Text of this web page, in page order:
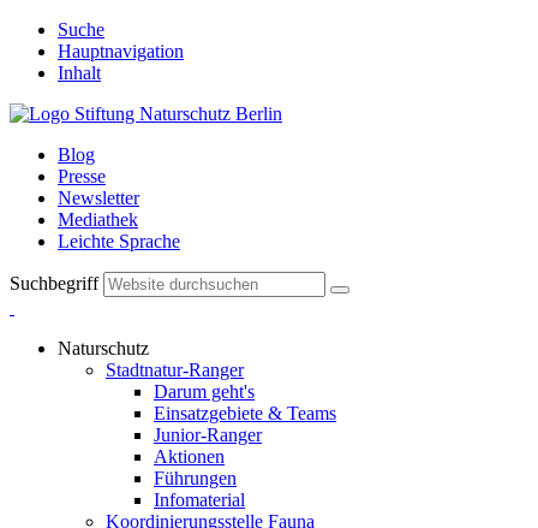
Suche
Hauptnavigation
Inhalt
Blog
Presse
Newsletter
Mediathek
Leichte Sprache
Suchbegriff
Naturschutz
Stadtnatur-Ranger
Darum geht's
Einsatzgebiete & Teams
Junior-Ranger
Aktionen
Führungen
Infomaterial
Koordinierungsstelle Fauna